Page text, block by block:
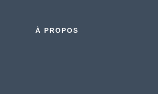
À PROPOS